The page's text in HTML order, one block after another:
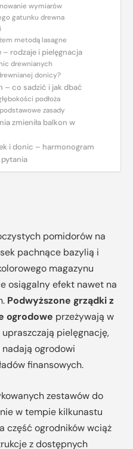
wymiarów
gatunku drewna
metodą lasagne
rodzaje i pielęgnacja
drewnianych
donicy?
– co sadzić i jak dbać
podłoża
zasady
zmieniła balkon w
i donic – harmonogram
pytania
pomidorów na
pachnące bazylią i
magazynu
osiągalny efekt nawet na
Podwyższone grządki z
ogrodowe przeżywają w
pielęgnację,
ogrodowi
finansowych.
zestawów do
w tempie kilkunastu
część ogrodników wciąż
z dostępnych